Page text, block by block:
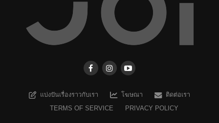
แบ่งปันเรื่องราวกับเรา โฆษณา
ติดต่อเรา
TERMS OF SERVICE
PRIVACY POLICY